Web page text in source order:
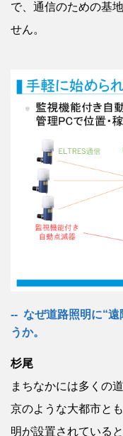
で、通信のための基
せん。
なぜ道路照明に“
うか。
杉尾
まちなかには多くの
京のような大都市と
明が設置されている